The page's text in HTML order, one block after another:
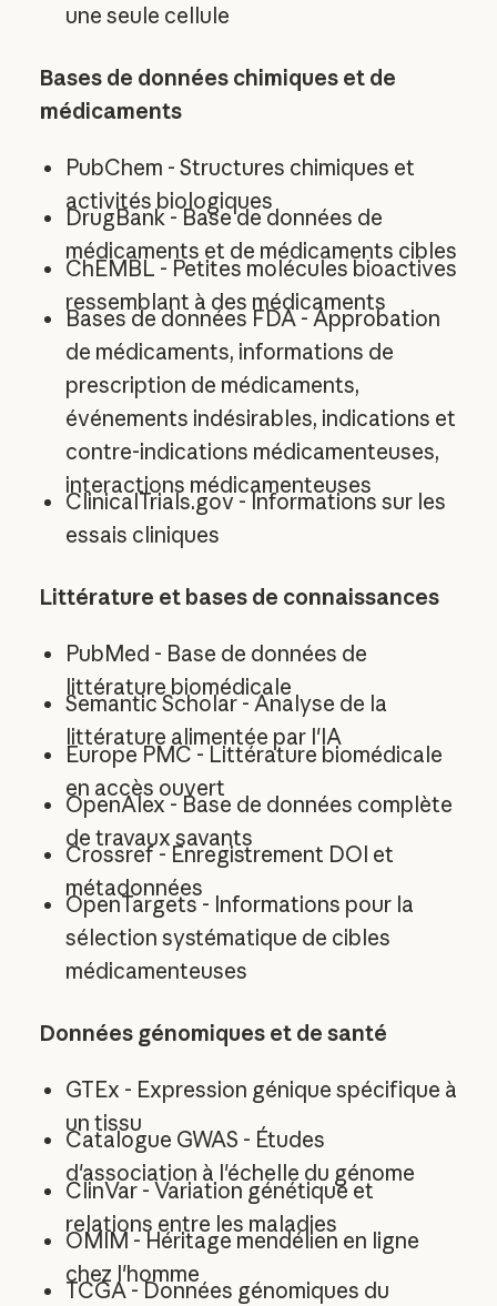
une seule cellule
Bases de données chimiques et de
médicaments
PubChem - Structures chimiques et
activités biologiques
DrugBank - Base de données de
médicaments et de médicaments cibles
ChEMBL - Petites molécules bioactives
ressemblant à des médicaments
Bases de données FDA - Approbation
de médicaments, informations de
prescription de médicaments,
événements indésirables, indications et
contre-indications médicamenteuses,
interactions médicamenteuses
ClinicalTrials.gov - Informations sur les
essais cliniques
Littérature et bases de connaissances
PubMed - Base de données de
littérature biomédicale
Semantic Scholar - Analyse de la
littérature alimentée par l'IA
Europe PMC - Littérature biomédicale
en accès ouvert
OpenAlex - Base de données complète
de travaux savants
Crossref - Enregistrement DOI et
métadonnées
OpenTargets - Informations pour la
sélection systématique de cibles
médicamenteuses
Données génomiques et de santé
GTEx - Expression génique spécifique à
un tissu
Catalogue GWAS - Études
d'association à l'échelle du génome
ClinVar - Variation génétique et
relations entre les maladies
OMIM - Héritage mendélien en ligne
chez l'homme
TCGA - Données génomiques du